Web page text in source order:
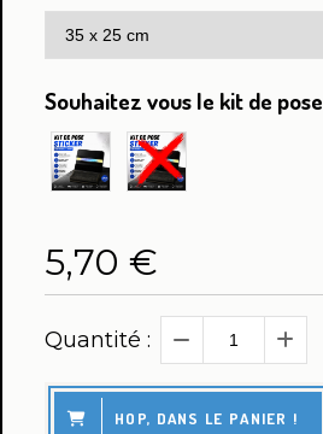
Souhaitez vous le kit de pose
5,70 €
Quantité :
HOP, DANS LE PANIER !